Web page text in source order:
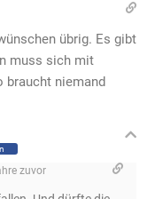
übrig. Es gibt
muss sich mit
braucht niemand
zuvor